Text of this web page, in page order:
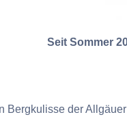
Seit Sommer
Bergkulisse der